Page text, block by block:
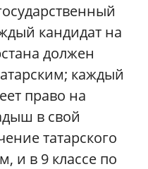
кандидат на
должен
каждый
право на
в свой
татарского
и в 9 классе по